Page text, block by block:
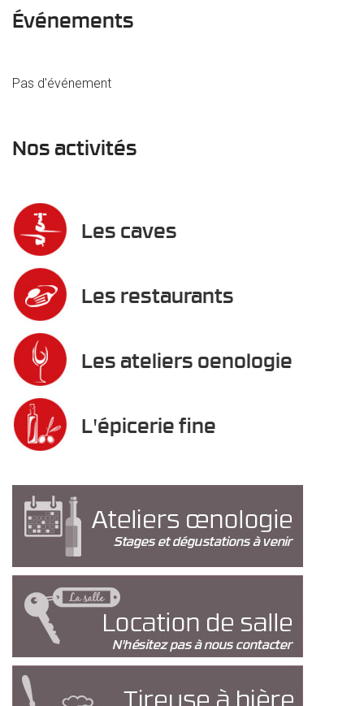
Événements
Pas d'événement
Nos activités
Les caves
Les restaurants
Les ateliers oenologie
L'épicerie fine